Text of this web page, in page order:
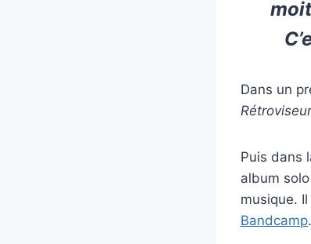
Dans un
Rétroviseur
Puis dans
album
musique.
Bandcamp.